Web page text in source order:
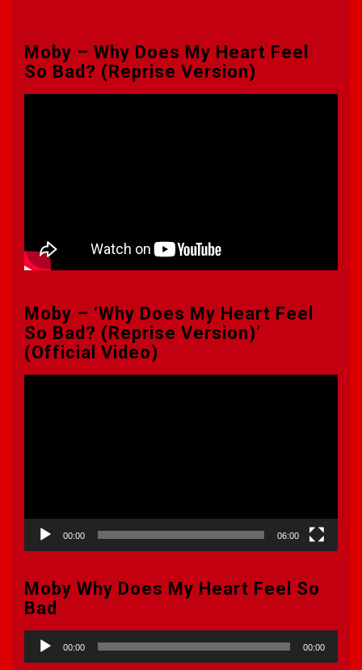
Moby – Why Does My Heart Feel
So Bad? (Reprise Version)
Moby – ‘Why Does My Heart Feel
So Bad? (Reprise Version)’
(Official Video)
00:00 06:00
Moby Why Does My Heart Feel So
Bad
Πρόγραμμα
Αναπαραγωγής
00:00 00:00